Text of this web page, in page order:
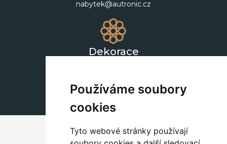
Používáme soubory
cookies
Tyto webové stránky používají
nabytek@autronic.cz
Dekorace